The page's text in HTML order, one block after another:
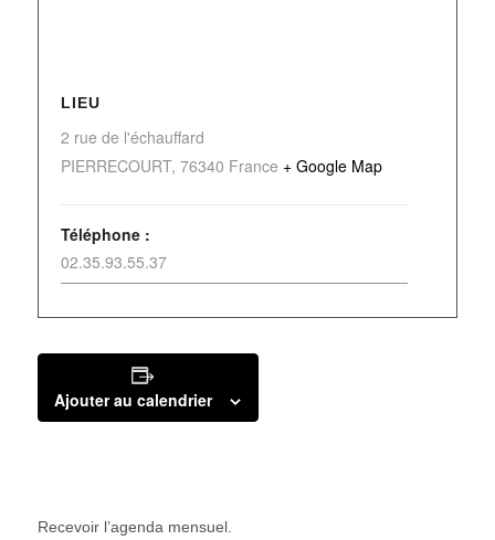
LIEU
2 rue de l'échauffard
PIERRECOURT, 76340 France + Google Map
Téléphone :
02.35.93.55.37
Ajouter au calendrier
Recevoir l’agenda mensuel.